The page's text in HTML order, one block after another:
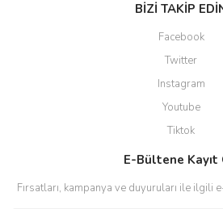
BİZİ TAKİP
Facebook
Twitter
Instagram
Youtube
Tiktok
E-Bültene Kayıt
Fırsatları, kampanya ve duyuruları ile ilgili